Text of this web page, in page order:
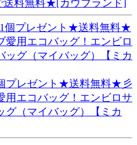
料無料★[カウブランド]
プレゼント★送料無料★彡
用エコバッグ！エンビロサ
グ（マイバッグ）【ミカ